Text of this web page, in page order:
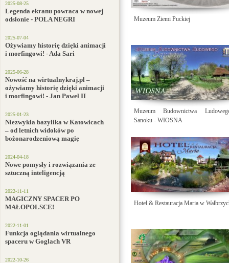
2025-08-25
Legenda ekranu powraca w nowej
odsłonie - POLA NEGRI
2025-07-04
Ożywiamy historię dzięki animacji
i morfingowi! - Ada Sari
2025-06-28
Nowość na wirtualnykraj.pl –
ożywiamy historię dzięki animacji
i morfingowi! - Jan Paweł II
2025-01-23
Niezwykła bazylika w Katowicach
– od letnich widoków po
bożonarodzeniową magię
2024-04-18
Nowe pomysły i rozwiązania ze
sztuczną inteligencją
2022-11-11
MAGICZNY SPACER PO
MAŁOPOLSCE!
2022-11-01
Funkcja oglądania wirtualnego
spaceru w Goglach VR
2022-10-26
Muzeum Ziemi Puckiej
Muzeum Budownictwa
Sanoku - WIOSNA
Hotel & Restauracja Maria w